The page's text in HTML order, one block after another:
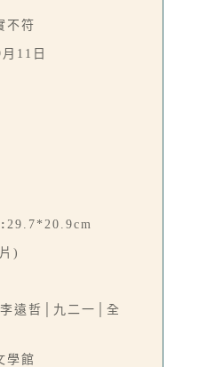
不符
11日
29.7*20.9cm
)
遠哲│九二一│全
學館